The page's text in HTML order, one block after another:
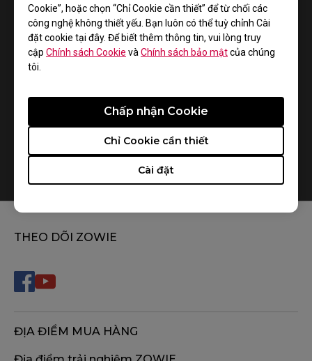
Cookie”, hoặc chọn “Chỉ Cookie cần thiết” để từ chối các
công nghệ không thiết yếu. Bạn luôn có thể tuỳ chỉnh Cài
đặt cookie tại đây. Để biết thêm thông tin, vui lòng truy
cập Chính sách Cookie và Chính sách bảo mậtcủa chúng
tôi.
Cài đặt
Chỉ Cookie cần thiết
Chấp nhận Cookie
How do you replace the mousefeet?
THEO DÕI ZOWIE
ĐỊA ĐIỂM MUA HÀNG